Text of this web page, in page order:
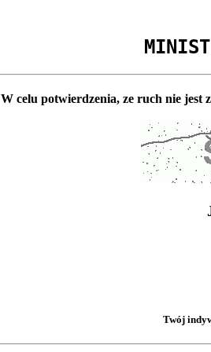
W celu potwierdzenia, ze ruch nie jest
Twój